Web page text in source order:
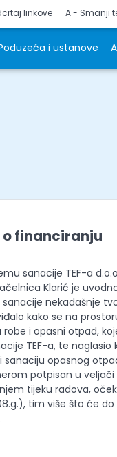
linkove A - Smanji
i ustanove
o financiranju
sanacije TEF-a
Klarić je
nekadašnje
kako se na
i opasni otpad,
TEF-a, te naglasio
opasnog
potpisan u veljači
tijeku radova,
tim više što će do